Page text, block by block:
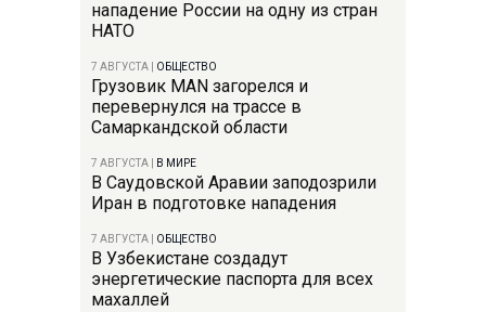
нападение России на одну из стран
НАТО
7 АВГУСТА ОБЩЕСТВО
Грузовик MAN загорелся и
перевернулся на трассе в
Самаркандской области
7 АВГУСТА В МИРЕ
В Саудовской Аравии заподозрили
Иран в подготовке нападения
7 АВГУСТА ОБЩЕСТВО
В Узбекистане создадут
энергетические паспорта для всех
махаллей